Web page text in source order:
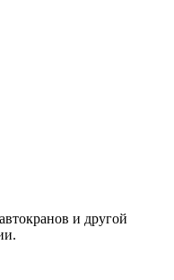
и другой